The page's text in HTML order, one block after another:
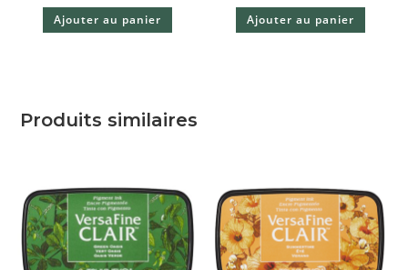
Ajouter au panier Ajouter au panier
Produits similaires